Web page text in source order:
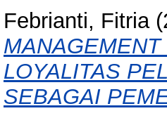
Febrianti, Fitria
LOYALITAS
SEBAGAI